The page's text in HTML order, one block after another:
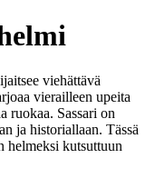
viehättävä
vierailleen upeita
ruokaa. Sassari on
ja historiallaan. Tässä
helmeksi kutsuttuun